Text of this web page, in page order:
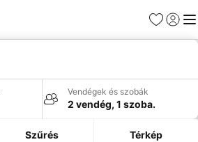
Kedvencek
Vendégek és szobák
2 vendég, 1 szoba.
Szűrés Térkép